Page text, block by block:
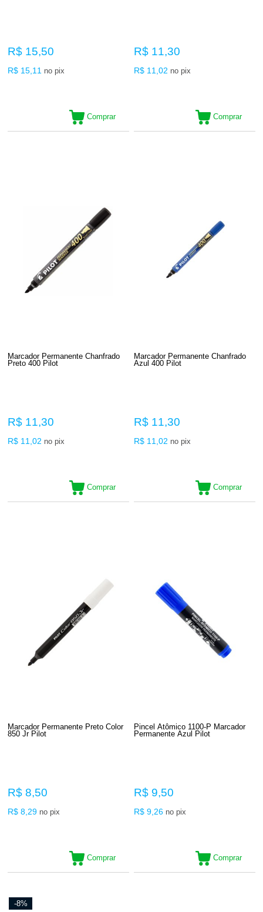
R$ 15,50
R$ 15,11 no pix
Comprar
R$ 11,30
R$ 11,02 no pix
Comprar
Marcador Permanente Chanfrado
Preto 400 Pilot
R$ 11,30
R$ 11,02 no pix
Comprar
Marcador Permanente Chanfrado
Azul 400 Pilot
R$ 11,30
R$ 11,02 no pix
Comprar
Marcador Permanente Preto Color
850 Jr Pilot
R$ 8,50
R$ 8,29 no pix
Comprar
Pincel Atômico 1100-P Marcador
Permanente Azul Pilot
R$ 9,50
R$ 9,26 no pix
Comprar
-8%